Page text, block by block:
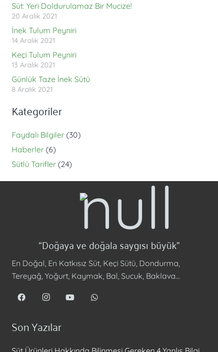
Süt: Yeri Doldurulamaz Bir Mucize!
20 Aralık 2021
İnek Tulum Peyniri
14 Aralık 2021
Keçi Tulum Peyniri
13 Aralık 2021
Günlük Taze İnek Sütü
8 Aralık 2021
Kategoriler
Faydalı Bilgiler (30)
Haberler (6)
Sütlü Tarifler (24)
“Doğaya ve doğala saygısı büyük”
En Doğal, En Katkısız Süt, Keçi Sütü, Dondurma,
Tereyağ, Yoğurt, Kaymak, Bal, Sucuk, Baklava…
Son Yazılar